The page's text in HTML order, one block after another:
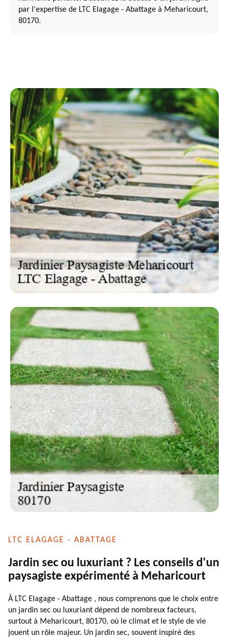
par l'expertise de LTC Elagage - Abattage à Meharicourt,
80170.
LTC ELAGAGE - ABATTAGE
Jardin sec ou luxuriant ? Les conseils d'un
paysagiste expérimenté à Meharicourt
À LTC Elagage - Abattage , nous comprenons que le choix entre
un jardin sec ou luxuriant dépend de nombreux facteurs,
surtout à Meharicourt, 80170, où le climat et le style de vie
jouent un rôle majeur. Un jardin sec, souvent inspiré des